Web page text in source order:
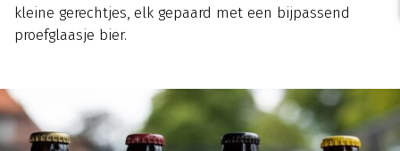
kleine gerechtjes, elk gepaard met een bijpassend
proefglaasje bier.